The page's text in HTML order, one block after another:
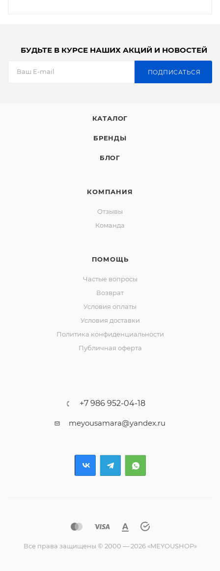
БУДЬТЕ В КУРСЕ НАШИХ АКЦИЙ И НОВОСТЕЙ
ПОДПИСАТЬСЯ
КАТАЛОГ
БРЕНДЫ
БЛОГ
КОМПАНИЯ
Отзывы
Команда
ПОМОЩЬ
Частые вопросы
Возврат
Условия оплаты
Условия доставки
Политика конфиденциальности
Публичная оферта
+7 986 952-04-18
meyousamara@yandex.ru
Все права защищены © 2000 — 2026 «MEYOUSHOP»